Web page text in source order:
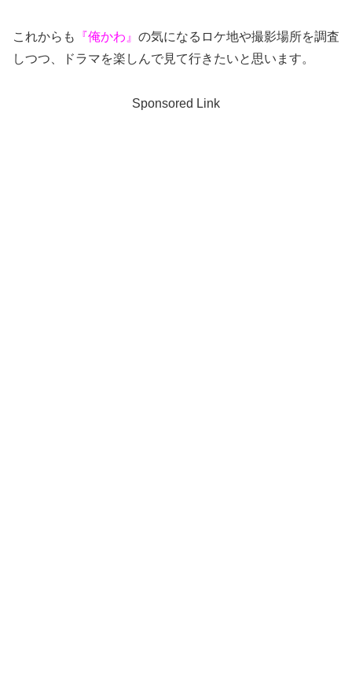
これからも 『俺かわ』 の気になるロケ地や撮影場所を調査
しつつ、ドラマを楽しんで見て行きたいと思います。
Sponsored Link